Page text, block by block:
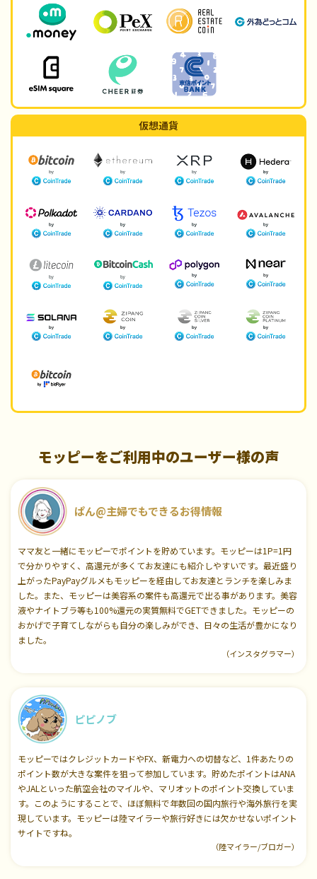
仮想通貨
モッピーをご利用中のユーザー様の声
ぱん@主婦でもできるお得情報
ママ友と一緒にモッピーでポイントを貯めています。モッピーは1P=1円
で分かりやすく、高還元が多くてお友達にも紹介しやすいです。最近盛り
上がったPayPayグルメもモッピーを経由してお友達とランチを楽しみま
した。また、モッピーは美容系の案件も高還元で出る事があります。美容
液やナイトブラ等も100%還元の実質無料でGETできました。モッピーの
おかげで子育てしながらも自分の楽しみができ、日々の生活が豊かになり
ました。
（インスタグラマー）
ピピノブ
モッピーではクレジットカードやFX、新電力への切替など、1件あたりの
ポイント数が大きな案件を狙って参加しています。貯めたポイントはANA
やJALといった航空会社のマイルや、マリオットのポイント交換していま
す。このようにすることで、ほぼ無料で年数回の国内旅行や海外旅行を実
現しています。モッピーは陸マイラーや旅行好きには欠かせないポイント
サイトですね。
（陸マイラー/ブロガー）